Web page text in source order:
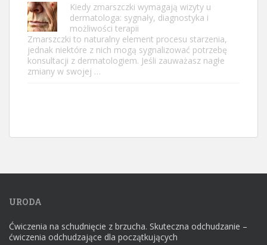
Kiedy zmarszczki wymagają wizyty u
dermatologa: sygnały, diagnostyka i
możliwości terapii
Zmarszczki to naturalny element procesu starzenia,
jednak niektóre z nich mogą sygnalizować potrzebę
konsultacji z dermatologiem. Jeśli zauważasz nagłe
zmiany w swojej …
URODA
Ćwiczenia na schudnięcie z brzucha. Skuteczna odchudzanie –
ćwiczenia odchudzające dla początkujących